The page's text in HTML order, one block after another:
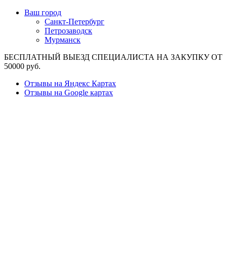
Ваш город
Санкт-Петербург
Петрозаводск
Мурманск
БЕСПЛАТНЫЙ ВЫЕЗД СПЕЦИАЛИСТА НА ЗАКУПКУ ОТ
50000 руб.
Отзывы на Яндекс Картах
Отзывы на Google картах